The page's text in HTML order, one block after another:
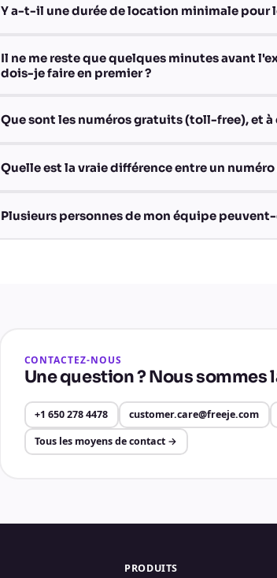
Y a-t-il une durée de location minimale pour
Il ne me reste que quelques minutes avant
dois-je faire en premier ?
Que sont les numéros gratuits (toll-free), et
Quelle est la vraie différence entre un
Plusieurs personnes de mon équipe
CONTACTEZ-NOUS
Une question ? Nous sommes
+1 650 278 4478 customer.care@freeje.com
Tous les moyens de contact →
PRODUITS